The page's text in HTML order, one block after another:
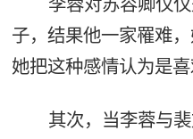
子，结果他一家罹难
她把这种感情认为是喜
其次，当李蓉与